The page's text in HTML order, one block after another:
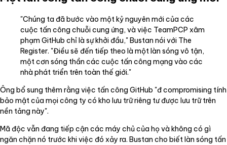
"Chúng ta đã bước vào một kỷ nguyên mới của các
cuộc tấn công chuỗi cung ứng, và việc TeamPCP xâm
phạm GitHub chỉ là sự khởi đầu," Bustan nói với The
Register. "Điều sẽ đến tiếp theo là một làn sóng vô tận,
một cơn sóng thần các cuộc tấn công mạng vào các
nhà phát triển trên toàn thế giới."
Ông bổ sung thêm rằng việc tấn công GitHub "đ compromising tính
bảo mật của mọi công ty có kho lưu trữ riêng tư được lưu trữ trên
nền tảng này".
Mã độc vẫn đang tiếp cận các máy chủ của họ và không có gì
ngăn chặn nó trước khi việc đó xảy ra. Bustan cho biết làn sóng tấn